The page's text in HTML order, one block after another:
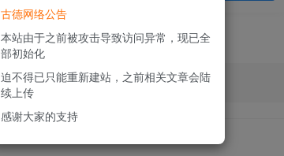
古德网络公告
本站由于之前被攻击导致访问异常，现已全
部初始化
迫不得已只能重新建站，之前相关文章会陆
续上传
感谢大家的支持